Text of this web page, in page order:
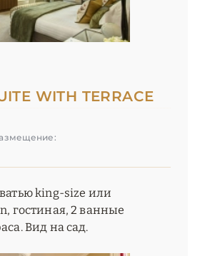
WITH TERRACE
king-size или
гостиная, 2 ванные
Вид на сад.